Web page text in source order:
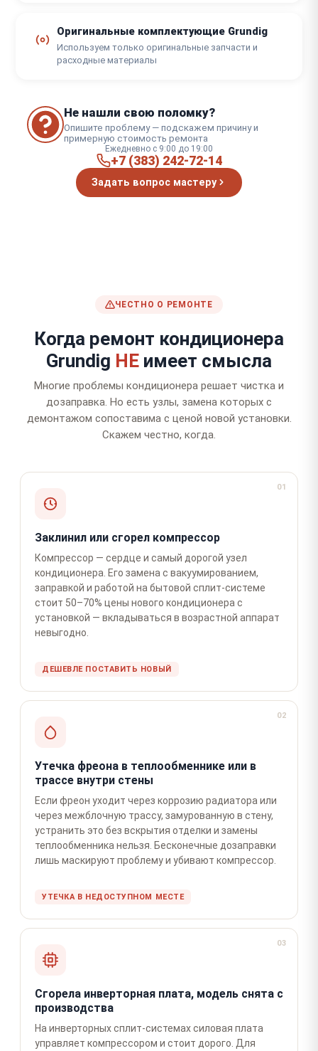
Оригинальные комплектующие Grundig
Используем только оригинальные запчасти и
расходные материалы
Не нашли свою поломку?
Опишите проблему — подскажем причину и
примерную стоимость ремонта
Ежедневно с 9:00 до 19:00
+7 (383) 242-72-14
Задать вопрос мастеру
ЧЕСТНО О РЕМОНТЕ
Когда ремонт кондиционера
Grundig НЕ имеет смысла
Многие проблемы кондиционера решает чистка и
дозаправка. Но есть узлы, замена которых с
демонтажом сопоставима с ценой новой установки.
Скажем честно, когда.
01
Заклинил или сгорел компрессор
Компрессор — сердце и самый дорогой узел
кондиционера. Его замена с вакуумированием,
заправкой и работой на бытовой сплит-системе
стоит 50–70% цены нового кондиционера с
установкой — вкладываться в возрастной аппарат
невыгодно.
ДЕШЕВЛЕ ПОСТАВИТЬ НОВЫЙ
02
Утечка фреона в теплообменнике или в
трассе внутри стены
Если фреон уходит через коррозию радиатора или
через межблочную трассу, замурованную в стену,
устранить это без вскрытия отделки и замены
теплообменника нельзя. Бесконечные дозаправки
лишь маскируют проблему и убивают компрессор.
УТЕЧКА В НЕДОСТУПНОМ МЕСТЕ
03
Сгорела инверторная плата, модель снята с
производства
На инверторных сплит-системах силовая плата
управляет компрессором и стоит дорого. Для